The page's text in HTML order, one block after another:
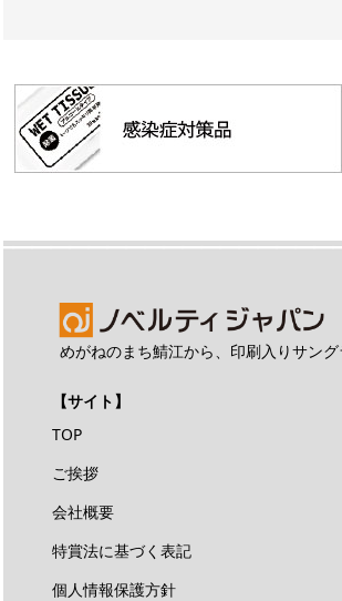
めがねのまち鯖江から、印刷入りサン
【サイト】
TOP
ご挨拶
会社概要
特賞法に基づく表記
個人情報保護方針